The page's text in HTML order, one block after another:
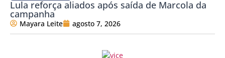
Lula reforça aliados após saída de Marcola da
campanha
Mayara Leite agosto 7, 2026